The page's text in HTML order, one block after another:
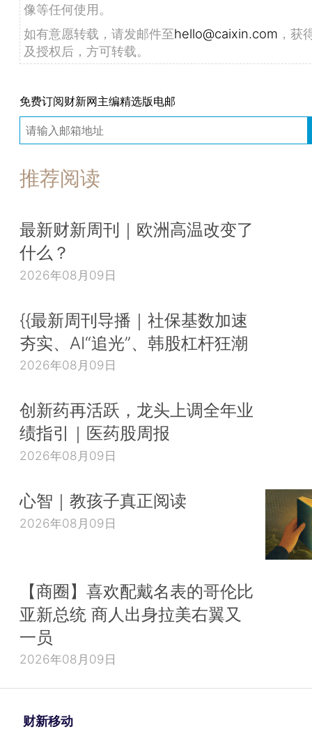
像等任何使用。
如有意愿转载，请发邮件至hello@caixin.com ，获
及授权后，方可转载。
免费订阅财新网主编精选版电邮
推荐阅读
最新财新周刊｜欧洲高温改变了
什么？
2026年08月09日
{{最新周刊导播｜社保基数加速
夯实、AI“追光”、韩股杠杆狂潮
2026年08月09日
创新药再活跃，龙头上调全年业
绩指引｜医药股周报
2026年08月09日
心智｜教孩子真正阅读
2026年08月09日
【商圈】喜欢配戴名表的哥伦比
亚新总统 商人出身拉美右翼又
一员
2026年08月09日
财新移动